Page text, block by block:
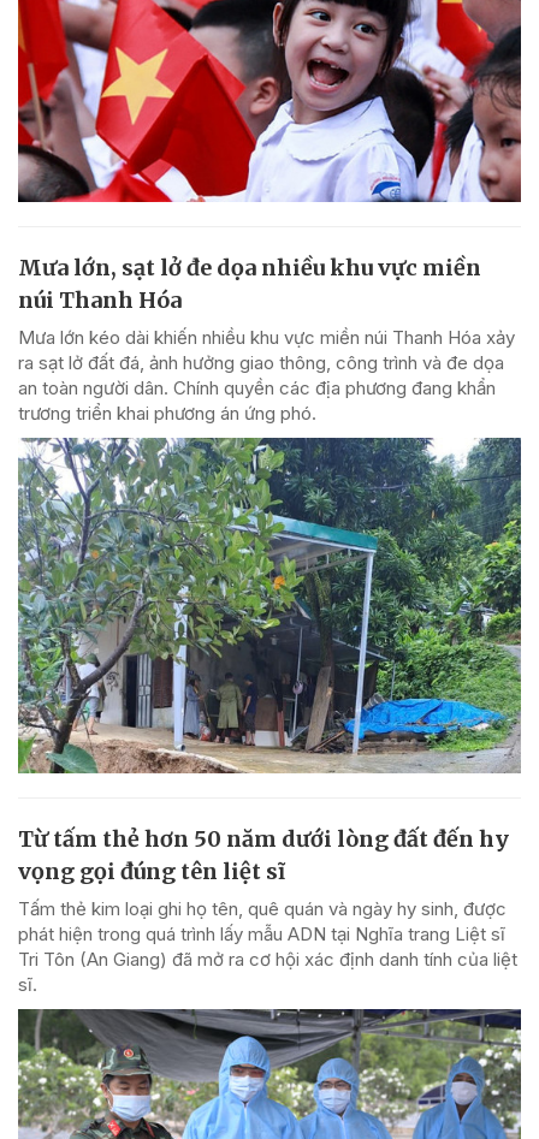
Mưa lớn, sạt lở đe dọa nhiều khu vực miền
núi Thanh Hóa
Mưa lớn kéo dài khiến nhiều khu vực miền núi Thanh Hóa xảy
ra sạt lở đất đá, ảnh hưởng giao thông, công trình và đe dọa
an toàn người dân. Chính quyền các địa phương đang khẩn
trương triển khai phương án ứng phó.
Từ tấm thẻ hơn 50 năm dưới lòng đất đến hy
vọng gọi đúng tên liệt sĩ
Tấm thẻ kim loại ghi họ tên, quê quán và ngày hy sinh, được
phát hiện trong quá trình lấy mẫu ADN tại Nghĩa trang Liệt sĩ
Tri Tôn (An Giang) đã mở ra cơ hội xác định danh tính của liệt
sĩ.